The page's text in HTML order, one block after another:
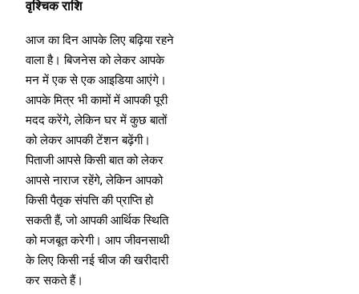
वृश्चिक राशि
आज का दिन आपके लिए बढ़िया रहने
वाला है। बिजनेस को लेकर आपके
मन में एक से एक आइडिया आएंगे।
आपके मित्र भी कामों में आपकी पूरी
मदद करेंगे, लेकिन घर में कुछ बातों
को लेकर आपकी टेंशन बढ़ेंगी।
पिताजी आपसे किसी बात को लेकर
आपसे नाराज रहेंगे, लेकिन आपको
किसी पैतृक संपत्ति की प्राप्ति हो
सकती हैं, जो आपकी आर्थिक स्थिति
को मजबूत करेगी। आप जीवनसाथी
के लिए किसी नई चीज की खरीदारी
कर सकते हैं।